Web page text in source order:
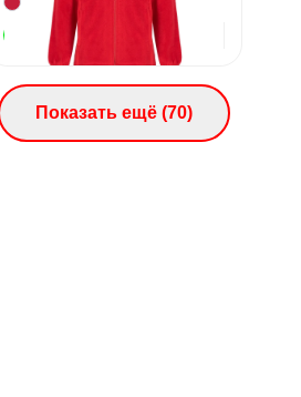
В наличии 2 090
Показать ещё (70)